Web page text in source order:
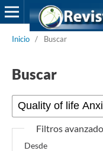
Inicio / Buscar
Buscar
Filtros
Desde